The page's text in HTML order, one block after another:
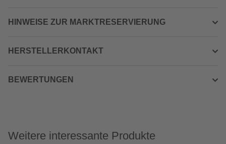
HINWEISE ZUR MARKTRESERVIERUNG
HERSTELLERKONTAKT
BEWERTUNGEN
Weitere interessante Produkte